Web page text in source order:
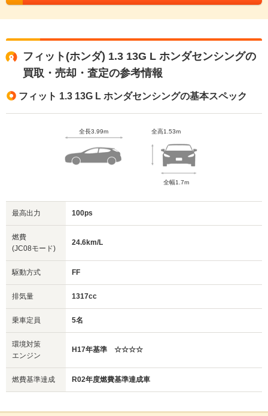
フィット(ホンダ) 1.3 13G L ホンダセンシングの
買取・売却・査定の参考情報
フィット 1.3 13G L ホンダセンシングの基本スペック
全長3.99m 全高1.53m
全幅1.7m
最高出力 100ps
燃費
(JC08モード)
24.6km/L
駆動方式 FF
排気量 1317cc
乗車定員 5名
環境対策
エンジン
H17年基準 ☆☆☆☆
燃費基準達成 R02年度燃費基準達成車